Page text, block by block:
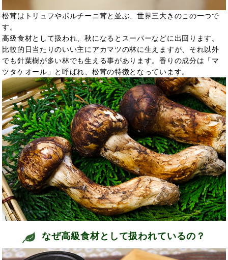
松茸はトリュフやポルチーニ茸と並ぶ、世界三大きのこの一つで
す。
高級食材として扱われ、秋になるとスーパーなどに出回ります。
比較的日当たりのいい主にアカマツの林に生えますが、それ以外
でも針葉樹が多い林でも生える事があります。香りの成分は「マ
ツタケオール」と呼ばれ、松茸の特徴となっています。
なぜ高級食材として扱われているの？